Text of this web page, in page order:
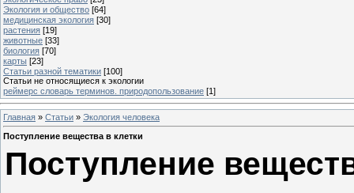
Экология и общество [64]
медицинская экология [30]
растения [19]
животные [33]
биология [70]
карты [23]
Статьи разной тематики [100]
Статьи не относящиеся к экологии
реймерс словарь терминов. природопользование [1]
Главная » Статьи » Экология человека
Поступление вещества в клетки
Поступление